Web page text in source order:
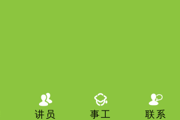
讲员 事工 联系